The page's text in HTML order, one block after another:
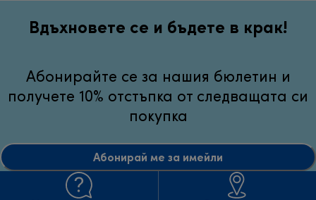
Вдъхновете се и бъдете в крак!
Абонирайте се за нашия бюлетин и
получете 10% отстъпка от следващата си
покупка
Абонирай ме за имейли